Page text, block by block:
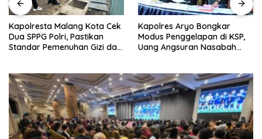
Kapolresta Malang Kota Cek
Dua SPPG Polri, Pastikan
Standar Pemenuhan Gizi dan
Kapolres Aryo Bongkar
Modus Penggelapan di KSP,
Uang Angsuran Nasabah